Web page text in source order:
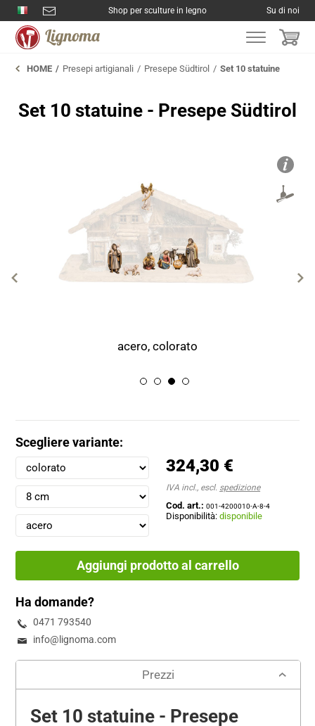
Shop per sculture in legno Su di noi
HOME Presepi artigianali Presepe Südtirol Set 10 statuine
acero, colorato
Set 10 statuine - Presepe Südtirol
Scegliere variante:
324,30 €
IVA incl., escl. spedizione
Cod. art.: 001-4200010-A-8-4
Disponibilità:disponibile
Aggiungi prodotto al carrello
Ha domande?
0471 793540
info@lignoma.com
Prezzi
Set 10 statuine - Presepe